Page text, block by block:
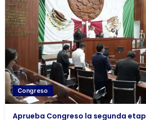
Congreso
Aprueba Congreso la segunda